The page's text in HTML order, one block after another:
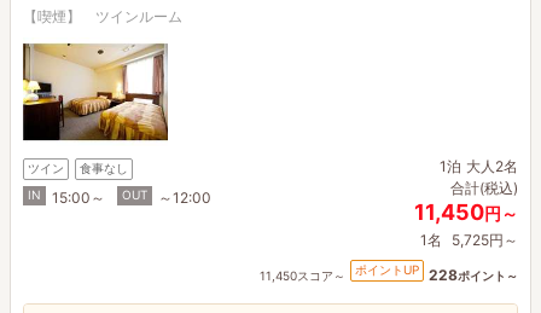
【喫煙】 ツインルーム
ツイン
食事なし
IN
15:00～ OUT ～12:00
1泊 大人2名
合計(税込)
11,450円～
1名 5,725円～
11,450スコア～ ポイントUP 228ポイント～